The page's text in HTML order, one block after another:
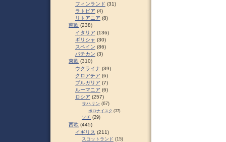
フィンランド (31)
ラトビア (4)
リトアニア (8)
南欧 (238)
イタリア (136)
ギリシャ (30)
スペイン (86)
バチカン (3)
東欧 (310)
ウクライナ (39)
クロアチア (6)
ブルガリア (7)
ルーマニア (6)
ロシア (257)
サハリン (67)
ポロナイスク (37)
ソチ (29)
西欧 (445)
イギリス (211)
スコットランド (15)